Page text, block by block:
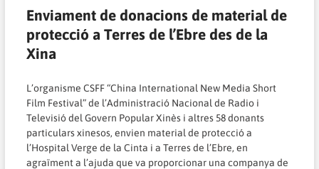
Enviament de donacions de material de
protecció a Terres de l’Ebre des de la
Xina
L’organisme CSFF “China International New Media Short
Film Festival” de l’Administració Nacional de Radio i
Televisió del Govern Popular Xinès i altres 58 donants
particulars xinesos, envien material de protecció a
l’Hospital Verge de la Cinta i a Terres de l’Ebre, en
agraïment a l’ajuda que va proporcionar una companya de